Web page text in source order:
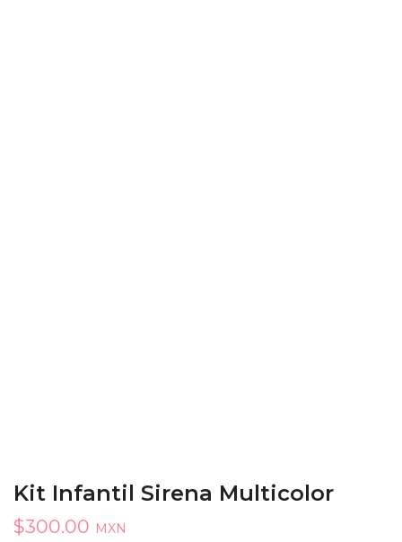
Kit Infantil Sirena Multicolor
$300.00 MXN